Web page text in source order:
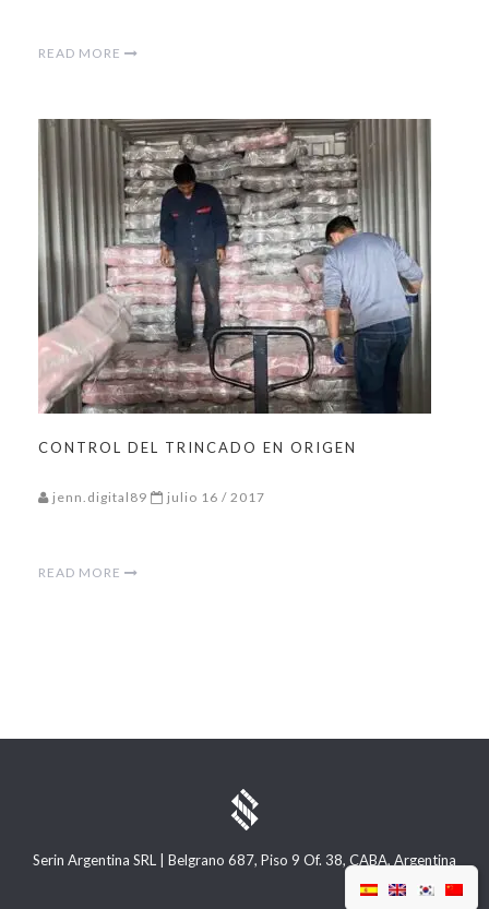
READ MORE
CONTROL DEL TRINCADO EN ORIGEN
jenn.digital89 julio 16 / 2017
READ MORE
Serin Argentina SRL | Belgrano 687, Piso 9 Of. 38, CABA, Argentina